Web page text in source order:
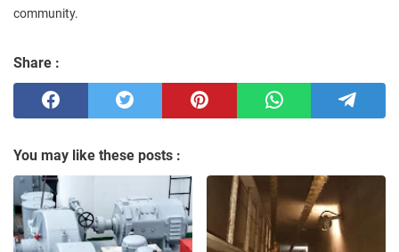
community.
Share :
You may like these posts :